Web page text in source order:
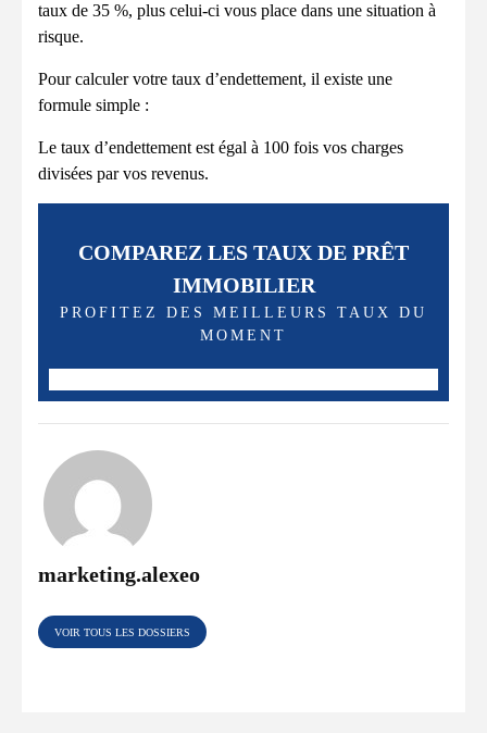
taux de 35 %, plus celui-ci vous place dans une situation à
risque.
Pour calculer votre taux d’endettement, il existe une
formule simple :
Le taux d’endettement est égal à 100 fois vos charges
divisées par vos revenus.
COMPAREZ LES TAUX DE PRÊT
IMMOBILIER
PROFITEZ DES MEILLEURS TAUX DU
MOMENT
marketing.alexeo
VOIR TOUS LES DOSSIERS